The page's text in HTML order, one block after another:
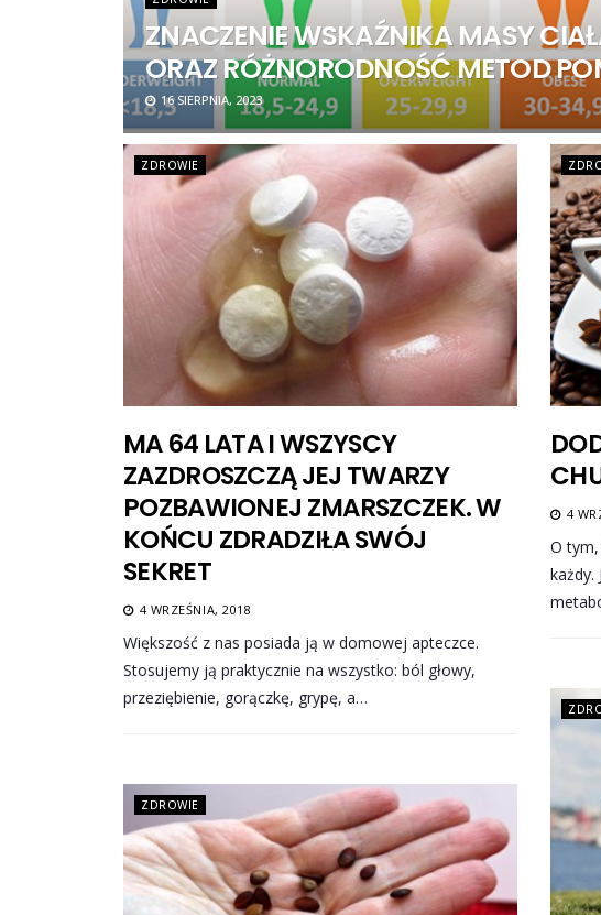
ZNACZENIE WSKAŹNIKA MASY
ORAZ RÓŻNORODNOŚĆ METOD
16 SIERPNIA, 2023
ZDROWIE
MA 64 LATA I WSZYSCY
ZAZDROSZCZĄ JEJ TWARZY
POZBAWIONEJ ZMARSZCZEK. W
KOŃCU ZDRADZIŁA SWÓJ
SEKRET
4 WRZEŚNIA, 2018
Większość z nas posiada ją w domowej apteczce.
Stosujemy ją praktycznie na wszystko: ból głowy,
przeziębienie, gorączkę, grypę, a…
4
O
każdy.
ZDROWIE